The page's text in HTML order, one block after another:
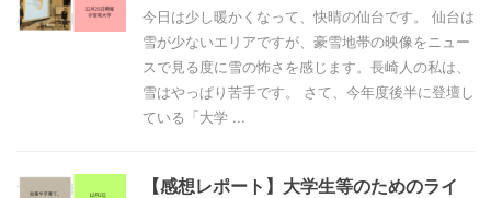
今日は少し暖かくなって、快晴の仙台です。 仙台は
雪が少ないエリアですが、豪雪地帯の映像をニュー
スで見る度に雪の怖さを感じます。長崎人の私は、
雪はやっぱり苦手です。 さて、今年度後半に登壇し
ている「大学 ...
【感想レポート】大学生等のためのライ